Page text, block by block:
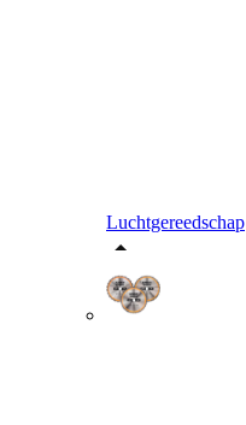
Luchtgereedschap